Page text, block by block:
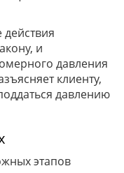
действия
и
давления
клиенту,
давлению
этапов